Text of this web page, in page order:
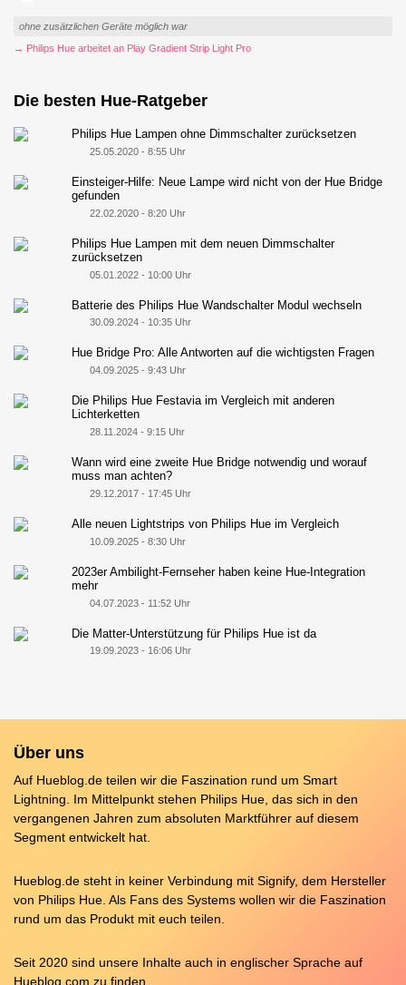
ohne zusätzlichen Geräte möglich war
→ Philips Hue arbeitet an Play Gradient Strip Light Pro
Die besten Hue-Ratgeber
Philips Hue Lampen ohne Dimmschalter zurücksetzen
25.05.2020 - 8:55 Uhr
Einsteiger-Hilfe: Neue Lampe wird nicht von der Hue Bridge
gefunden
22.02.2020 - 8:20 Uhr
Philips Hue Lampen mit dem neuen Dimmschalter
zurücksetzen
05.01.2022 - 10:00 Uhr
Batterie des Philips Hue Wandschalter Modul wechseln
30.09.2024 - 10:35 Uhr
Hue Bridge Pro: Alle Antworten auf die wichtigsten Fragen
04.09.2025 - 9:43 Uhr
Die Philips Hue Festavia im Vergleich mit anderen
Lichterketten
28.11.2024 - 9:15 Uhr
Wann wird eine zweite Hue Bridge notwendig und worauf
muss man achten?
29.12.2017 - 17:45 Uhr
Alle neuen Lightstrips von Philips Hue im Vergleich
10.09.2025 - 8:30 Uhr
2023er Ambilight-Fernseher haben keine Hue-Integration
mehr
04.07.2023 - 11:52 Uhr
Die Matter-Unterstützung für Philips Hue ist da
19.09.2023 - 16:06 Uhr
Über uns
Auf Hueblog.de teilen wir die Faszination rund um Smart
Lightning. Im Mittelpunkt stehen Philips Hue, das sich in den
vergangenen Jahren zum absoluten Marktführer auf diesem
Segment entwickelt hat.
Hueblog.de steht in keiner Verbindung mit Signify, dem Hersteller
von Philips Hue. Als Fans des Systems wollen wir die Faszination
rund um das Produkt mit euch teilen.
Seit 2020 sind unsere Inhalte auch in englischer Sprache auf
Hueblog.com zu finden.